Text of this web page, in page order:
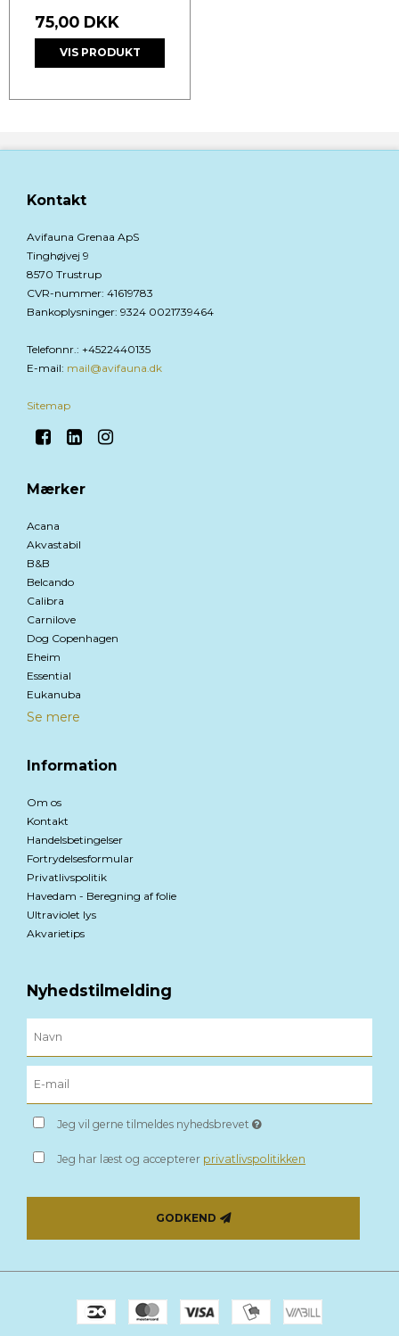
75,00 DKK
VIS PRODUKT
Kontakt
Avifauna Grenaa ApS
Tinghøjvej 9
8570 Trustrup
CVR-nummer: 41619783
Bankoplysninger: 9324 0021739464
Telefonnr. : +4522440135
E-mail: mail@avifauna.dk
Sitemap
Mærker
Acana
Akvastabil
B&B
Belcando
Calibra
Carnilove
Dog Copenhagen
Eheim
Essential
Eukanuba
Se mere
Information
Om os
Kontakt
Handelsbetingelser
Fortrydelsesformular
Privatlivspolitik
Havedam - Beregning af folie
Ultraviolet lys
Akvarietips
Nyhedstilmelding
Jeg vil gerne tilmeldes nyhedsbrevet
Jeg har læst og accepterer privatlivspolitikken
GODKEND